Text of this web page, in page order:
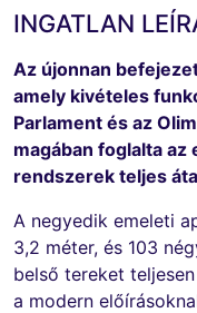
INGATLAN
Az újonnan
amely kivételes
Parlament és az
magában foglalta
rendszerek teljes
A negyedik emeleti
3,2 méter, és 103
belső tereket
a modern